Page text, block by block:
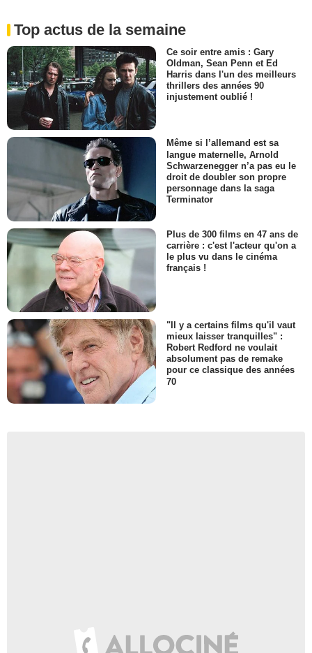
Top actus de la semaine
Ce soir entre amis : Gary
Oldman, Sean Penn et Ed
Harris dans l'un des meilleurs
thrillers des années 90
injustement oublié !
Même si l’allemand est sa
langue maternelle, Arnold
Schwarzenegger n’a pas eu le
droit de doubler son propre
personnage dans la saga
Terminator
Plus de 300 films en 47 ans de
carrière : c'est l'acteur qu'on a
le plus vu dans le cinéma
français !
"Il y a certains films qu'il vaut
mieux laisser tranquilles" :
Robert Redford ne voulait
absolument pas de remake
pour ce classique des années
70